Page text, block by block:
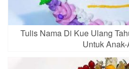
Tulis Nama Di Kue Ulang
Untuk